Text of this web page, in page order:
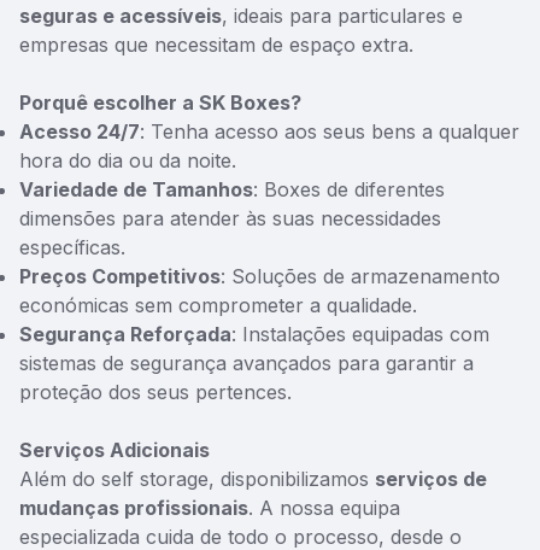
seguras e acessíveis, ideais para particulares e
empresas que necessitam de espaço extra.
Porquê escolher a SK Boxes?
Acesso 24/7: Tenha acesso aos seus bens a qualquer
hora do dia ou da noite.
Variedade de Tamanhos: Boxes de diferentes
dimensões para atender às suas necessidades
específicas.
Preços Competitivos: Soluções de armazenamento
económicas sem comprometer a qualidade.
Segurança Reforçada: Instalações equipadas com
sistemas de segurança avançados para garantir a
proteção dos seus pertences.
Serviços Adicionais
Além do self storage, disponibilizamos serviços de
mudanças profissionais. A nossa equipa
especializada cuida de todo o processo, desde o